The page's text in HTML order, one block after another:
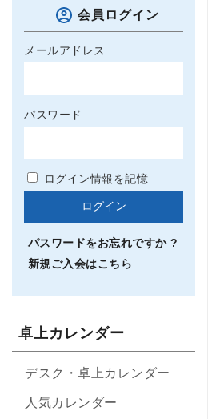
会員ログイン
メールアドレス
パスワード
ログイン情報を記憶
パスワードをお忘れですか ?
新規ご入会はこちら
卓上カレンダー
デスク・卓上カレンダー
人気カレンダー